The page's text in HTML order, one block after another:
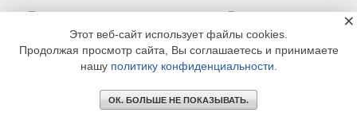
Подписка
Реклама
Информация
© 2002 - 2026 OOO Издательский дом «МЕДИА ТЕХНОЛОДЖИ» +7 (495) 665-00-
Этот веб-сайт использует файлы cookies.
Продолжая просмотр сайта, Вы соглашаетесь и принимаете
нашу политику конфиденциальности
ОК. БОЛЬШЕ НЕ ПОКАЗЫВАТЬ.
×